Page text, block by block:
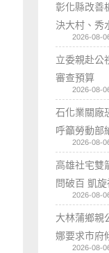
彰化縣改
決大村、秀
2026-08-
立委親赴公
審查預算
2026-08-
石化業關廠
呼籲勞動部
2026-08-
高雄社宅雙
問破百 凱
2026-08-
大林蒲鄉親
娜要求市府
2026-08-